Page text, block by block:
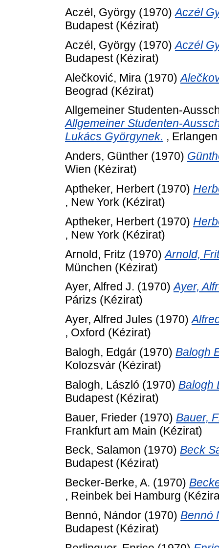
Aczél, György (1970)Aczél
Budapest (Kézirat)
Aczél, György (1970)Aczél
Budapest (Kézirat)
Alečković, Mira (1970)
Beograd (Kézirat)
Allgemeiner Studenten-
Allgemeiner Studenten-
Lukács Györgynek. ,
Anders, Günther (1970)
Wien (Kézirat)
Aptheker, Herbert(1970)
, New York (Kézirat)
Aptheker, Herbert(1970)
, New York (Kézirat)
Arnold, Fritz (1970)Arnold,
München (Kézirat)
Ayer, Alfred J. (1970)Ayer,
Párizs (Kézirat)
Ayer, Alfred Jules (1970)
, Oxford (Kézirat)
Balogh, Edgár (1970) Balogh
Kolozsvár (Kézirat)
Balogh, László (1970) Balogh
Budapest (Kézirat)
Bauer, Frieder (1970) Bauer,
Frankfurt am Main (Kézirat)
Beck, Salamon (1970) Beck
Budapest (Kézirat)
Becker-Berke, A. (1970)
, Reinbek bei Hamburg
Bennó, Nándor (1970) Bennó
Budapest (Kézirat)